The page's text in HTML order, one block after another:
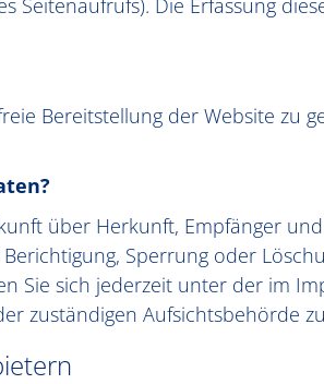
Seitenaufrufs). Die Erfassung
Bereitstellung der Website zu
über Herkunft, Empfänger
Sperrung oder
Sie sich jederzeit unter der im
zuständigen Aufsichtsbehörde